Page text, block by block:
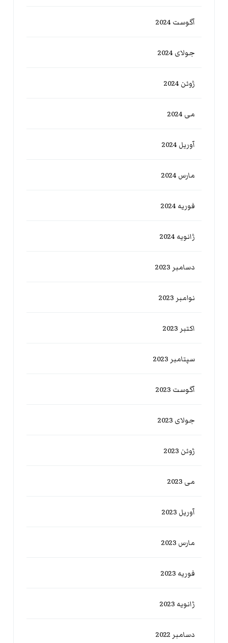
آگوست 2024
جولای 2024
ژوئن 2024
می 2024
آوریل 2024
مارس 2024
فوریه 2024
ژانویه 2024
دسامبر 2023
نوامبر 2023
اکتبر 2023
سپتامبر 2023
آگوست 2023
جولای 2023
ژوئن 2023
می 2023
آوریل 2023
مارس 2023
فوریه 2023
ژانویه 2023
دسامبر 2022